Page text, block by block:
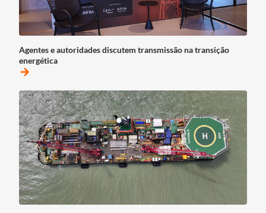
Agentes e autoridades discutem transmissão na transição
energética
arrow_forward